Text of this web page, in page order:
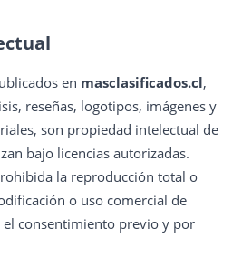
en masclasificados.cl,
reseñas, logotipos, imágenes y
son propiedad intelectual de
bajo licencias autorizadas.
la reproducción total o
o uso comercial de
consentimiento previo y por